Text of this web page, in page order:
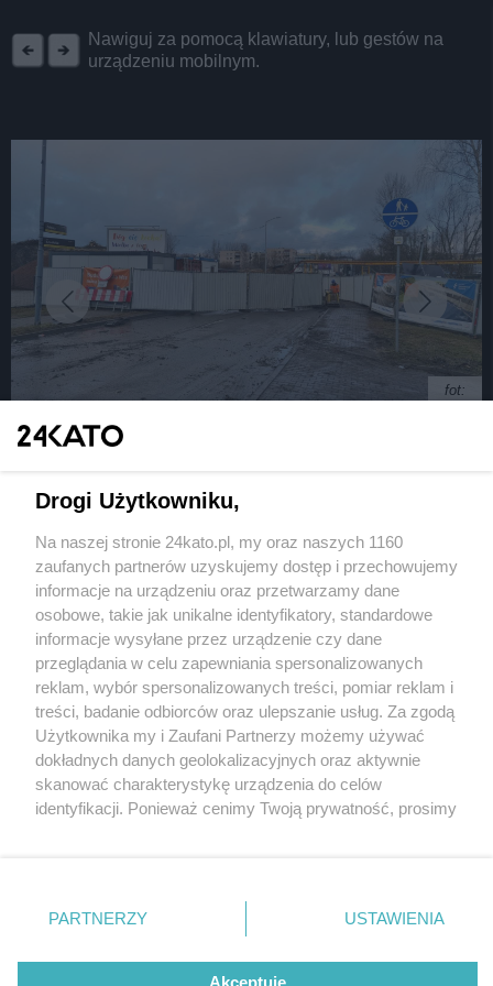
Nawiguj za pomocą klawiatury, lub gestów na
urządzeniu mobilnym.
fot:
ul. Załęskiej. PKP PLK zapowiada otwarcie 7
Kłodnickiej
2 / 10
Wiadukt ul. Załęska,
Katowice, przebudowa
Wydawca mediów lokalnych
Nie zapomnij
zapoznać się z:
polityką prywatności regulamin korzystania z portali
Twojemiasto
Piekary Śląskie
Chorzów
Tarnowskie Góry
Gliwice
Skontakuj sięz nami
Kontakt
Wydawca
Redakcja
Drogi Użytkowniku,
Na naszej stronie 24kato.pl, my oraz naszych 1160
zaufanych partnerów uzyskujemy dostęp i przechowujemy
informacje na urządzeniu oraz przetwarzamy dane
osobowe, takie jak unikalne identyfikatory, standardowe
informacje wysyłane przez urządzenie czy dane
przeglądania w celu zapewniania spersonalizowanych
reklam, wybór spersonalizowanych treści, pomiar reklam i
treści, badanie odbiorców oraz ulepszanie usług. Za zgodą
Użytkownika my i Zaufani Partnerzy możemy używać
dokładnych danych geolokalizacyjnych oraz aktywnie
skanować charakterystykę urządzenia do celów
identyfikacji. Ponieważ cenimy Twoją prywatność, prosimy
prywatności znajdujący się w lewym dolnym rogu strony
. Niektóre rodzaje przetwarzania danych nie wymagają
zgody użytkownika, ale masz prawo sprzeciwić się
takiemu przetwarzaniu. Preferencje będą miały
PARTNERZY USTAWIENIA
Akceptuję